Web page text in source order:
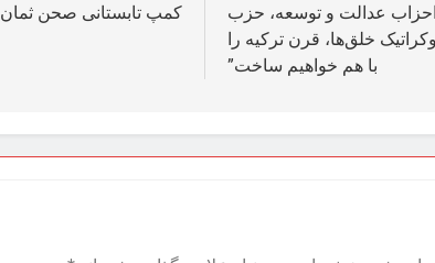
احزاب عدالت و توسعه، حزب
خلق‌ها، قرن ترکیه را
با هم خواهیم ساخت”
کمپ تابستانی صحن ثمان